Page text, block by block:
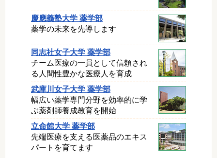
慶應義塾大学 薬学部
薬学の未来を先導します
同志社女子大学 薬学部
チーム医療の一員として信頼され
る人間性豊かな医療人を育成
武庫川女子大学 薬学部
幅広い薬学専門分野を効率的に学
ぶ薬剤師養成教育を開始
立命館大学 薬学部
先端医療を支える医薬品のエキス
パートを育てます